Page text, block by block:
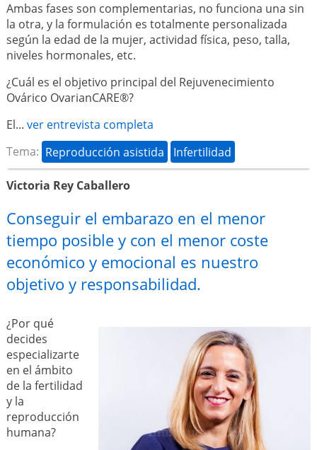
Ambas fases son complementarias, no funciona una sin
la otra, y la formulación es totalmente personalizada
según la edad de la mujer, actividad física, peso, talla,
niveles hormonales, etc.
¿Cuál es el objetivo principal del Rejuvenecimiento
Ovárico OvarianCARE®?
El... ver entrevista completa
Tema: Reproducción asistida Infertilidad
Victoria Rey Caballero
Conseguir el embarazo en el menor
tiempo posible y con el menor coste
económico y emocional es nuestro
objetivo y responsabilidad.
¿Por qué
decides
especializarte
en el ámbito
de la fertilidad
y la
reproducción
humana?